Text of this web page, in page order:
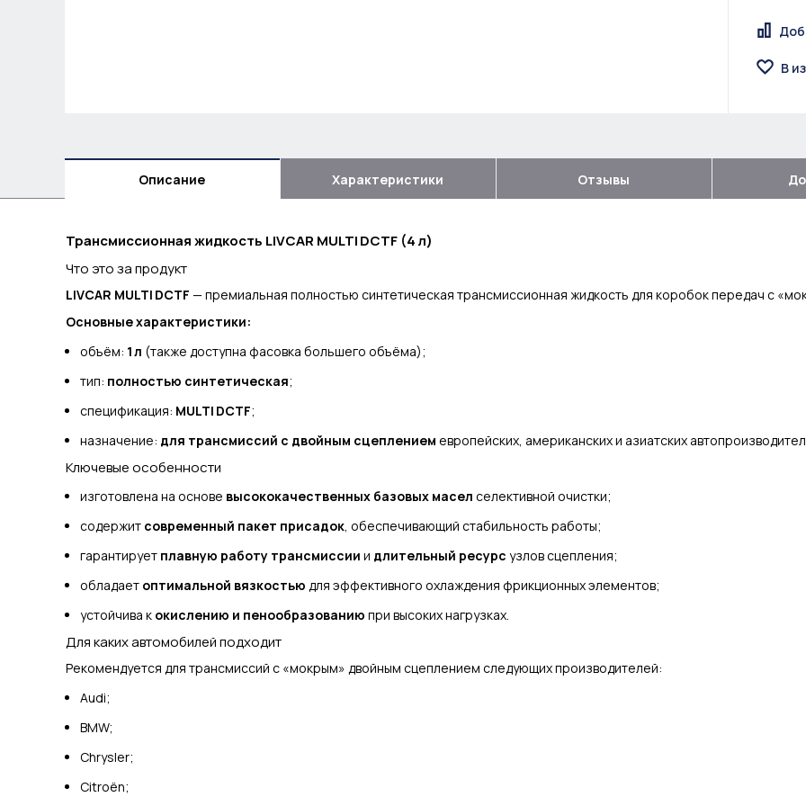
В
Описание Характеристики Отзывы
Трансмиссионная жидкость LIVCAR MULTI DCTF (4 л)
Что это за продукт
LIVCAR MULTI DCTF — премиальная полностью синтетическая трансмиссионная жидкость для коробок передач с
Основные характеристики:
объём: 1 л (также доступна фасовка большего объёма);
тип: полностью синтетическая;
спецификация: MULTI DCTF;
назначение: для трансмиссий с двойным сцеплением европейских, американских и азиатских
Ключевые особенности
изготовлена на основе высококачественных базовых масел селективной очистки;
содержит современный пакет присадок, обеспечивающий стабильность работы;
гарантирует плавную работу трансмиссии и длительный ресурс узлов сцепления;
обладает оптимальной вязкостью для эффективного охлаждения фрикционных элементов;
устойчива к окислению и пенообразованию при высоких нагрузках.
Для каких автомобилей подходит
Рекомендуется для трансмиссий с «мокрым» двойным сцеплением следующих производителей:
Audi;
BMW;
Chrysler;
Citroën;